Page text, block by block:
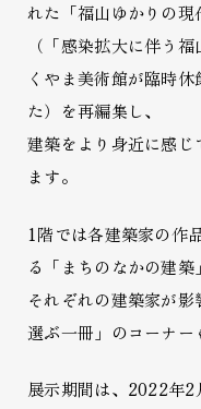
れた「福山ゆかりの現
（「感染拡大に伴う
くやま美術館が臨時
た）を再編集し、
建築をより身近に感じ
ます。
1階では各建築家の作
る「まちのなかの建築
それぞれの建築家が
選ぶ一冊」のコーナー
展示期間は、2022年